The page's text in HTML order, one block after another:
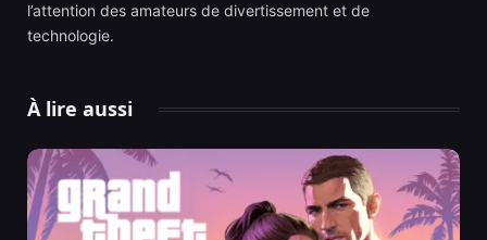
l’attention des amateurs de divertissement et de
technologie.
À lire aussi